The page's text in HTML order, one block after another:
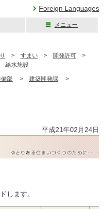
Foreign Languages
メニュー
> すまい > 開発許可 >
給水施設
備部 > 建築開発課 >
平成21年02月24日
します。